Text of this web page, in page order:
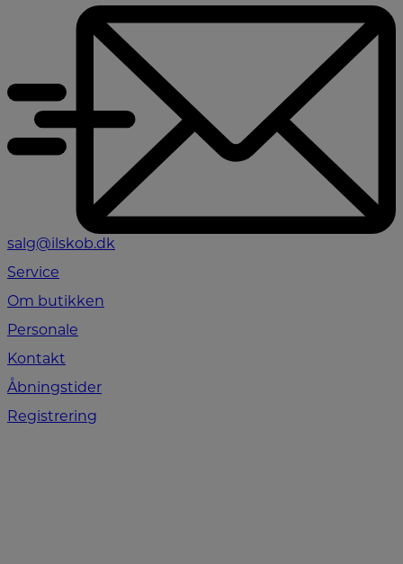
salg@ilskob.dk
Service
Om butikken
Personale
Kontakt
Åbningstider
Registrering